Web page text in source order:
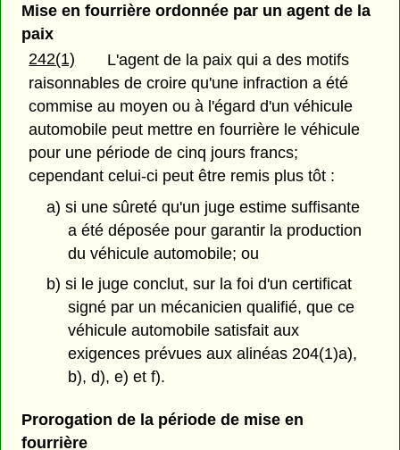
Mise en fourrière ordonnée par un agent de la
paix
242(1)
L'agent de la paix qui a des motifs
raisonnables de croire qu'une infraction a été
commise au moyen ou à l'égard d'un véhicule
automobile peut mettre en fourrière le véhicule
pour une période de cinq jours francs;
cependant celui-ci peut être remis plus tôt :
a) si une sûreté qu'un juge estime suffisante
a été déposée pour garantir la production
du véhicule automobile; ou
b) si le juge conclut, sur la foi d'un certificat
signé par un mécanicien qualifié, que ce
véhicule automobile satisfait aux
exigences prévues aux alinéas 204(1)a),
b), d), e) et f).
Prorogation de la période de mise en
fourrière